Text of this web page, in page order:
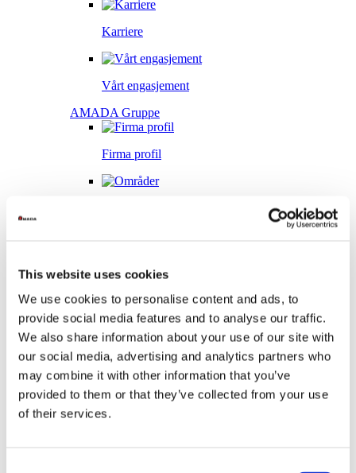
This website uses cookies
We use cookies to personalise content and ads, to
provide social media features and to analyse our traffic.
We also share information about your use of our site with
our social media, advertising and analytics partners who
may combine it with other information that you’ve
provided to them or that they’ve collected from your use
of their services.
Karriere
Vårt engasjement
AMADA Gruppe
Firma profil
Årlige rapporter
Casestudier
Mer